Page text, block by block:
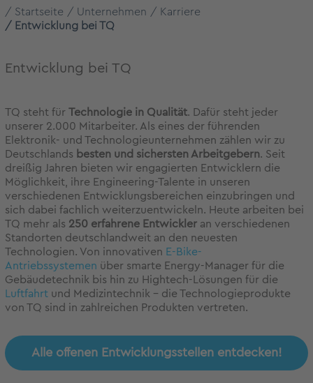
Startseite Unternehmen
Karriere
Entwicklung bei TQ
Entwicklung bei TQ
TQ steht für Technologie in Qualität. Dafür steht jeder
unserer 2.000 Mitarbeiter. Als eines der führenden
Elektronik- und Technologieunternehmen zählen wir zu
Deutschlands besten und sichersten Arbeitgebern. Seit
dreißig Jahren bieten wir engagierten Entwicklern die
Möglichkeit, ihre Engineering-Talente in unseren
verschiedenen Entwicklungsbereichen einzubringen und
sich dabei fachlich weiterzuentwickeln. Heute arbeiten bei
TQ mehr als 250 erfahrene Entwickler an verschiedenen
Standorten deutschlandweit an den neuesten
Technologien. Von innovativen E-Bike-
Antriebssystemen über smarte Energy-Manager für die
Gebäudetechnik bis hin zu Hightech-Lösungen für die
Luftfahrt und Medizintechnik – die Technologieprodukte
von TQ sind in zahlreichen Produkten vertreten.
Alle offenen Entwicklungsstellen entdecken!